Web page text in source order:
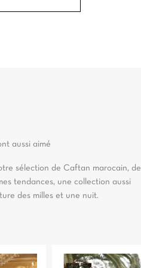
aussi aimé
sélection de Caftan marocain, de
tendances, une collection aussi
des milles et une nuit.